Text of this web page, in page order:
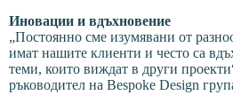
Иновации и вдъхновение
„Постоянно сме изумявани от
имат нашите клиенти и често са
теми, които виждат в други
ръководител на Bespoke Design